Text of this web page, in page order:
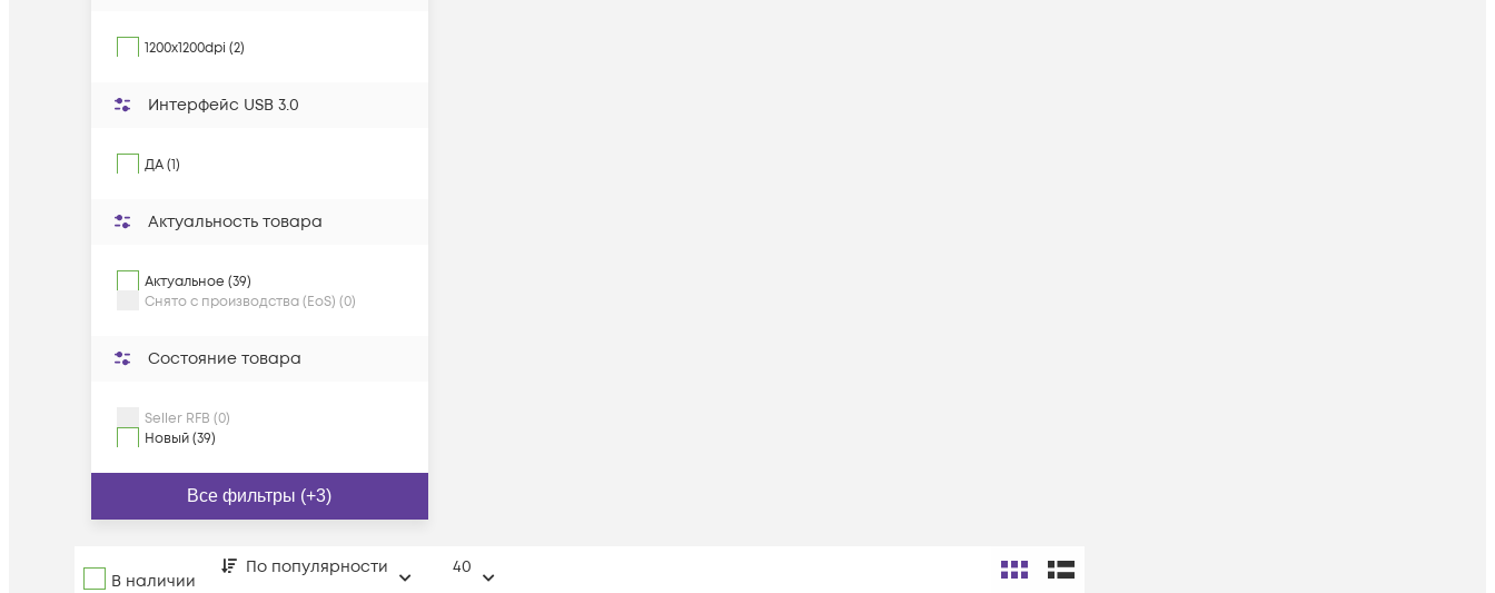
1200x1200dpi (2)
Интерфейс USB 3.0
ДА (1)
Актуальность товара
Актуальное (39)
Снято с производства (EoS) (0)
Состояние товара
Seller RFB (0)
Новый (39)
Все фильтры (+3)
В наличии
По популярности 40